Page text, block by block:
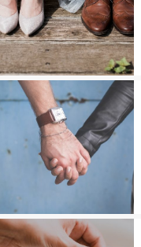
ドキドキ
仕事とキャリア
特集
占い・診断
ファッション・美容
グルメ